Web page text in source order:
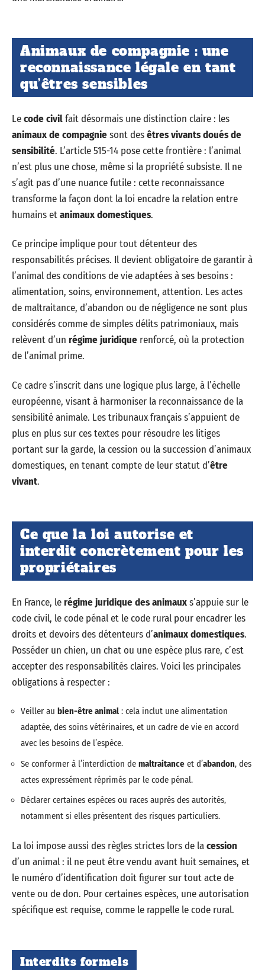
Animaux de compagnie : une
reconnaissance légale en tant
qu’êtres sensibles
Lecode civilfait désormais une distinction claire : les
animaux de compagniesont desêtres vivants doués de
sensibilité. L’article 515-14 pose cette frontière : l’animal
n’est plus une chose, même si la propriété subsiste. Il ne
s’agit pas d’une nuance futile : cette reconnaissance
transforme la façon dont la loi encadre la relation entre
humains etanimaux domestiques.
Ce principe implique pour tout détenteur des
responsabilités précises. Il devient obligatoire de garantir à
l’animal des conditions de vie adaptées à ses besoins :
alimentation, soins, environnement, attention. Les actes
de maltraitance, d’abandon ou de négligence ne sont plus
considérés comme de simples délits patrimoniaux, mais
relèvent d’un régime juridique renforcé, où la protection
de l’animal prime.
Ce cadre s’inscrit dans une logique plus large, à l’échelle
européenne, visant à harmoniser la reconnaissance de la
sensibilité animale. Les tribunaux français s’appuient de
plus en plus sur ces textes pour résoudre les litiges
portant sur la garde, la cession ou la succession d’animaux
domestiques, en tenant compte de leur statut d’être
vivant.
Ce que la loi autorise et
interdit concrètement pour les
propriétaires
En France, lerégime juridique des animauxs’appuie sur le
code civil, le code pénal et le code rural pour encadrer les
droits et devoirs des détenteurs d’animaux domestiques.
Posséder un chien, un chat ou une espèce plus rare, c’est
accepter des responsabilités claires. Voici les principales
obligations à respecter :
Veiller au bien-être animal : cela inclut une alimentation
adaptée, des soins vétérinaires, et un cadre de vie en accord
avec les besoins de l’espèce.
Se conformer à l’interdiction de maltraitance et d’abandon, des
actes expressément réprimés par le code pénal.
Déclarer certaines espèces ou races auprès des autorités,
notamment si elles présentent des risques particuliers.
La loi impose aussi des règles strictes lors de lacession
d’un animal : il ne peut être vendu avant huit semaines, et
le numéro d’identification doit figurer sur tout acte de
vente ou de don. Pour certaines espèces, une autorisation
spécifique est requise, comme le rappelle le code rural.
Interdits formels